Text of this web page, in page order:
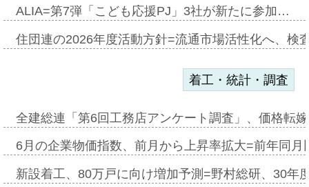
ALIA=第7弾「こども応援PJ」3社が新たに参加…
住団連の2026年度活動方針=流通市場活性化へ、検
着工・統計・調査
全建総連「第6回工務店アンケート調査」、価格転
6月の企業物価指数、前月から上昇率拡大=前年同
新設着工、80万戸に向け増加予測=野村総研、30年